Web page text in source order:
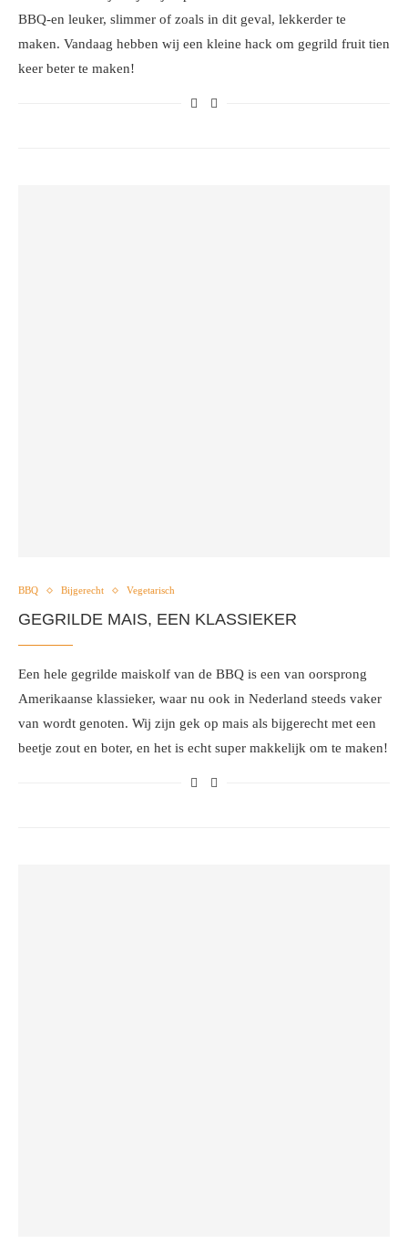
BBQ-en leuker, slimmer of zoals in dit geval, lekkerder te
maken. Vandaag hebben wij een kleine hack om gegrild fruit tien
keer beter te maken!
BBQ Bijgerecht Vegetarisch
GEGRILDE MAIS, EEN KLASSIEKER
Een hele gegrilde maiskolf van de BBQ is een van oorsprong
Amerikaanse klassieker, waar nu ook in Nederland steeds vaker
van wordt genoten. Wij zijn gek op mais als bijgerecht met een
beetje zout en boter, en het is echt super makkelijk om te maken!